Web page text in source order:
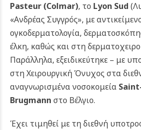
Pasteur (Colmar), το Lyon Sud
«Ανδρέας Συγγρός», με
ογκοδερματολογία,
έλκη, καθώς και στη
Παράλληλα, εξειδικεύτηκε – με
στη Χειρουργική Όνυχος στα
αναγνωρισμένα νοσοκομεία
Brugmann στο Βέλγιο.
Έχει τιμηθεί με τη διεθνή